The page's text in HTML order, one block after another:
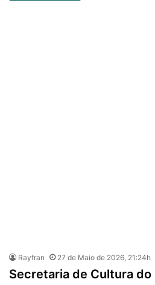
Rayfran 27 de Maio de 2026, 21:24h
Secretaria de Cultura do